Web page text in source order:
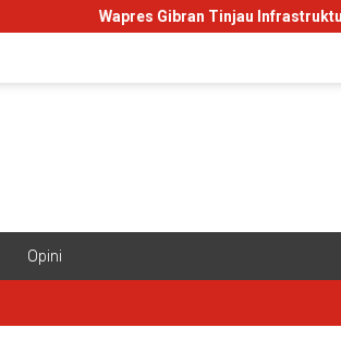
Wapres Gibran Tinjau Infrastruktur
Opini